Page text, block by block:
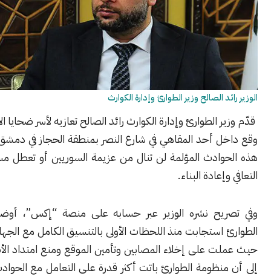
الصالح وزير الطوارئ وإدارة الكوارث
الطوارئ وإدارة الكوارث رائد الصالح تعازيه لأسر ضحايا الانفجار الذي
أحد المقاهي في شارع النصر بمنطقة الحجاز في دمشق، مؤكداً أن
المؤلمة لن تنال من عزيمة السوريين أو تعطل مسيرتهم نحو
البناء.
نشره الوزير عبر حسابه على منصة “إكس”، أوضح أن فرق
استجابت منذ اللحظات الأولى بالتنسيق الكامل مع الجهات المعنية،
على إخلاء المصابين وتأمين الموقع ومنع امتداد الأضرار، مشيراً
الطوارئ باتت أكثر قدرة على التعامل مع الحوادث المفاجئة